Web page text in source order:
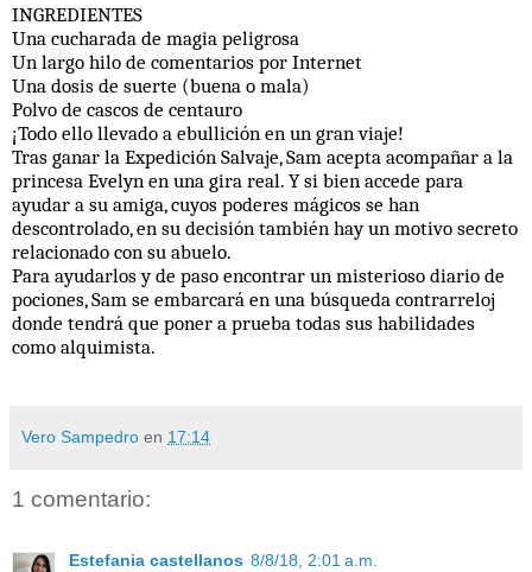
INGREDIENTES
Una cucharada de magia peligrosa
Un largo hilo de comentarios por Internet
Una dosis de suerte (buena o mala)
Polvo de cascos de centauro
¡Todo ello llevado a ebullición en un gran viaje!
Tras ganar la Expedición Salvaje, Sam acepta acompañar a la
princesa Evelyn en una gira real. Y si bien accede para
ayudar a su amiga, cuyos poderes mágicos se han
descontrolado, en su decisión también hay un motivo secreto
relacionado con su abuelo.
Para ayudarlos y de paso encontrar un misterioso diario de
pociones, Sam se embarcará en una búsqueda contrarreloj
donde tendrá que poner a prueba todas sus habilidades
como alquimista.
Vero Sampedro en 17:14
1 comentario:
Estefania castellanos 8/8/18, 2:01 a.m.